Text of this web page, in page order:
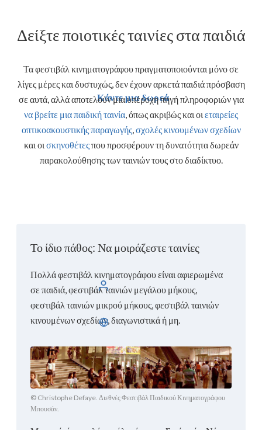
Κάντε μια δωρεά
Συνδεθείτε
Ελληνικά
Δείξτε ποιοτικές ταινίες στα παιδιά
Τα φεστιβάλ κινηματογράφου πραγματοποιούνται μόνο σε
λίγες μέρες και δυστυχώς, δεν έχουν αρκετά παιδιά πρόσβαση
σε αυτά, αλλά αποτελούν μια υπέροχη πηγή πληροφοριών για
να βρείτε μια παιδική ταινία,όπως ακριβώς και οι εταιρείες
οπτικοακουστικής παραγωγής,σχολές κινουμένων σχεδίων
και οι σκηνοθέτεςπου προσφέρουν τη δυνατότητα δωρεάν
παρακολούθησης των ταινιών τους στο διαδίκτυο.
Το ίδιο πάθος: Να μοιράζεστε ταινίες
Πολλά φεστιβάλ κινηματογράφου είναι αφιερωμένα
σε παιδιά, φεστιβάλ ταινιών μεγάλου μήκους,
φεστιβάλ ταινιών μικρού μήκους, φεστιβάλ ταινιών
κινουμένων σχεδίων, διαγωνιστικά ή μη.
© Christophe Defaye. Διεθνές Φεστιβάλ Παιδικού Κινηματογράφου
Μπουσάν.